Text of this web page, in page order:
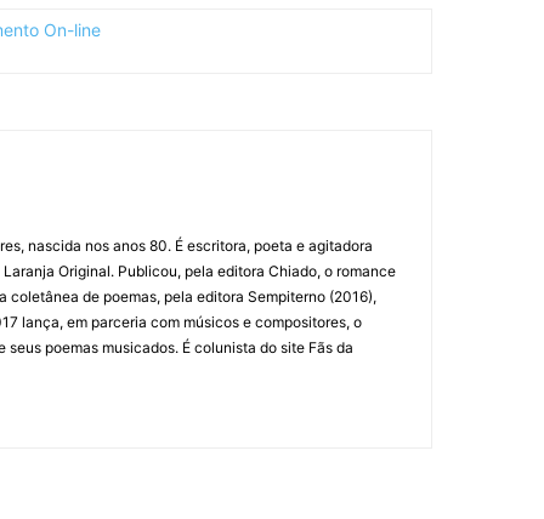
nascida nos anos 80. É escritora, poeta e agitadora
Original. Publicou, pela editora Chiado, o romance
coletânea de poemas, pela editora Sempiterno (2016),
lança, em parceria com músicos e compositores, o
seus poemas musicados. É colunista do site Fãs da